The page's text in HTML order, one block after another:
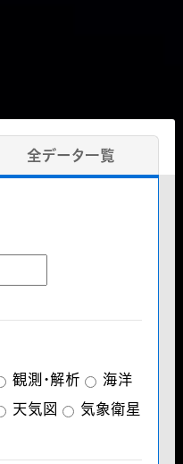
全データ一覧
観測・解析
海洋
天気図
気象衛星